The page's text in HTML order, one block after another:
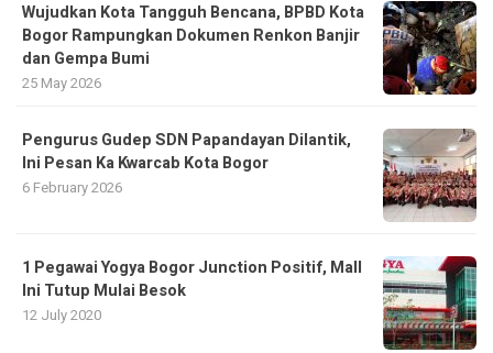
​Wujudkan Kota Tangguh Bencana, BPBD Kota
Bogor Rampungkan Dokumen Renkon Banjir
dan Gempa Bumi
25 May 2026
Pengurus Gudep SDN Papandayan Dilantik,
Ini Pesan Ka Kwarcab Kota Bogor
6 February 2026
1 Pegawai Yogya Bogor Junction Positif, Mall
Ini Tutup Mulai Besok
12 July 2020